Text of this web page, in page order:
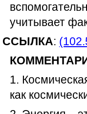
учитывает
ССЫЛКА:
1.
как